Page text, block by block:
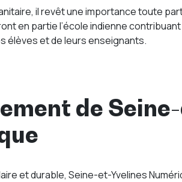
il revêt une importance toute
en partie l’école indienne
élèves et de leurs enseignants.
de
et durable, Seine-et-Yvelines